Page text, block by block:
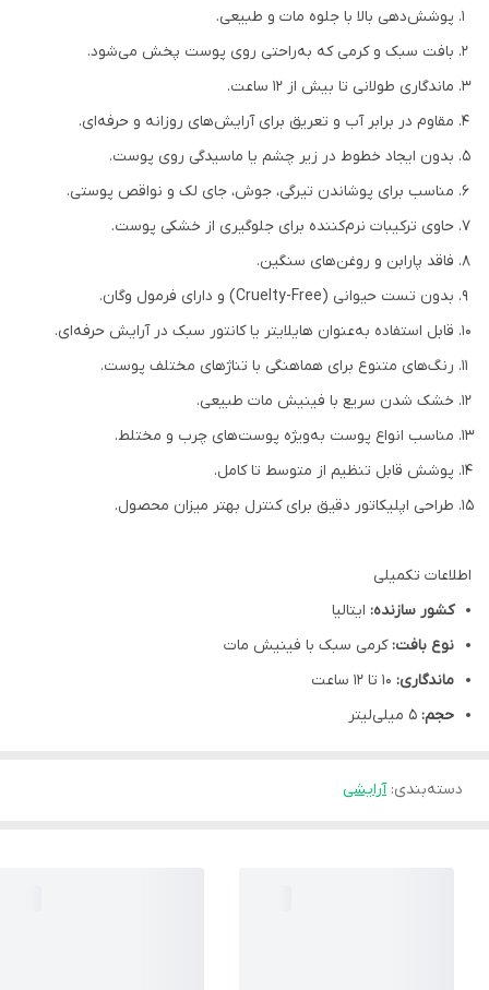
پوشش‌دهی بالا با جلوه مات و طبیعی.
بافت سبک و کرمی که به‌راحتی روی پوست پخش می‌شود.
ماندگاری طولانی تا بیش از ۱۲ ساعت.
مقاوم در برابر آب و تعریق برای آرایش‌های روزانه و حرفه‌ای.
بدون ایجاد خطوط در زیر چشم یا ماسیدگی روی پوست.
مناسب برای پوشاندن تیرگی، جوش، جای لک و نواقص پوستی.
حاوی ترکیبات نرم‌کننده برای جلوگیری از خشکی پوست.
فاقد پارابن و روغن‌های سنگین.
بدون تست حیوانی (Cruelty-Free) و دارای فرمول وگان.
قابل استفاده به‌عنوان هایلایتر یا کانتور سبک در آرایش حرفه‌ای.
رنگ‌های متنوع برای هماهنگی با تناژهای مختلف پوست.
خشک شدن سریع با فینیش مات طبیعی.
مناسب انواع پوست به‌ویژه پوست‌های چرب و مختلط.
پوشش قابل تنظیم از متوسط تا کامل.
طراحی اپلیکاتور دقیق برای کنترل بهتر میزان محصول.
اطلاعات تکمیلی
کشور سازنده: ایتالیا
نوع بافت:کرمی سبک با فینیش مات
ماندگاری:
حجم:
دسته‌بندی:آرایشی